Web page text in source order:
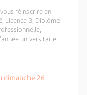
réinscrire en
Licence 3, Diplôme
universitaire
dimanche 26